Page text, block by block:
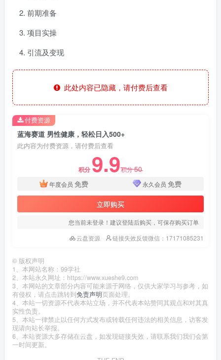
前期准备
项目实操
引流及变现
此处内容已隐藏，请付费后查看
蓝海赛道 男性健康，轻松日入500+
此内容为付费资源，请付费后查看
积分 9.9积分50
年度会员 免费 永久会员 免费
立即购买
您当前未登录！建议登陆后购买，可保存购买订单
云盘资源
链接失效反馈微信：17171085231
付费资源
© 版权声明
1、本网站名称：99学社
2、本站永久网址：https://www.xueshe9.com
3、本网站的文章部分内容可能来源于网络，仅供大家学习与参考，如
有侵权，请点击跳转到免责声明页面处理。
4、本站一切资源不代表本站立场，并不代表本站赞同其观点和对其真
实性负责。
5、本站一律禁止以任何方式发布或转载任何违法的相关信息，访客发
现请向站长举报。
6、本站资源大多存储在云盘，如发现链接失效，请联系我们我们会第
一时间更新。